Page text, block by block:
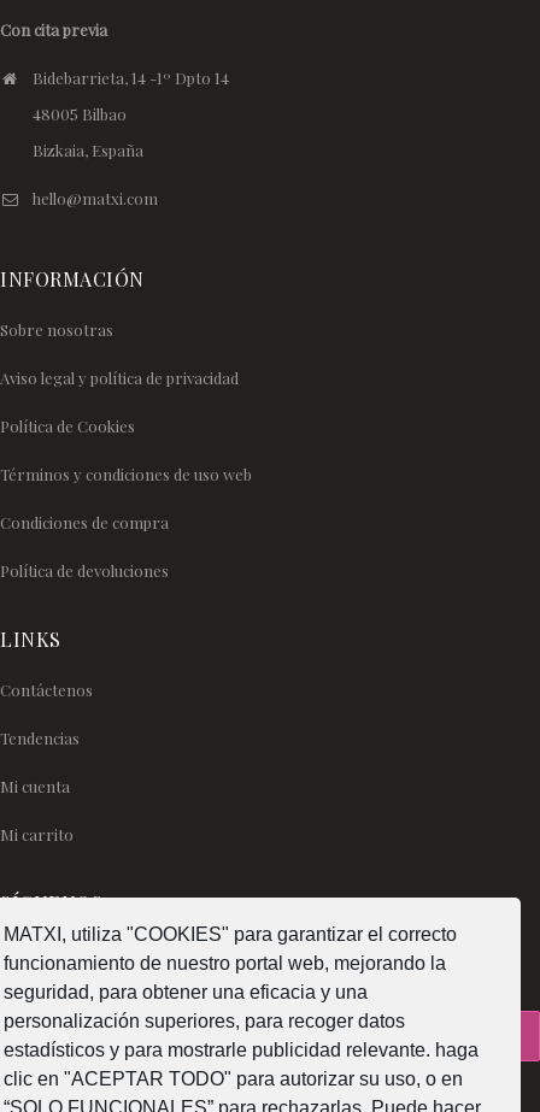
MATXI, utiliza "COOKIES" para garantizar el correcto
funcionamiento de nuestro portal web, mejorando la
seguridad, para obtener una eficacia y una
personalización superiores, para recoger datos
estadísticos y para mostrarle publicidad relevante. haga
clic en "ACEPTAR TODO" para autorizar su uso, o en
Con cita previa
Bidebarrieta, 14 -1º Dpto 14
48005 Bilbao
Bizkaia, España
hello@matxi.com
INFORMACIÓN
Sobre nosotras
Aviso legal y política de privacidad
Política de Cookies
Términos y condiciones de uso web
Condiciones de compra
Política de devoluciones
LINKS
Contáctenos
Tendencias
Mi cuenta
Mi carrito
SÍGUENOS
¿Como fabricamos?